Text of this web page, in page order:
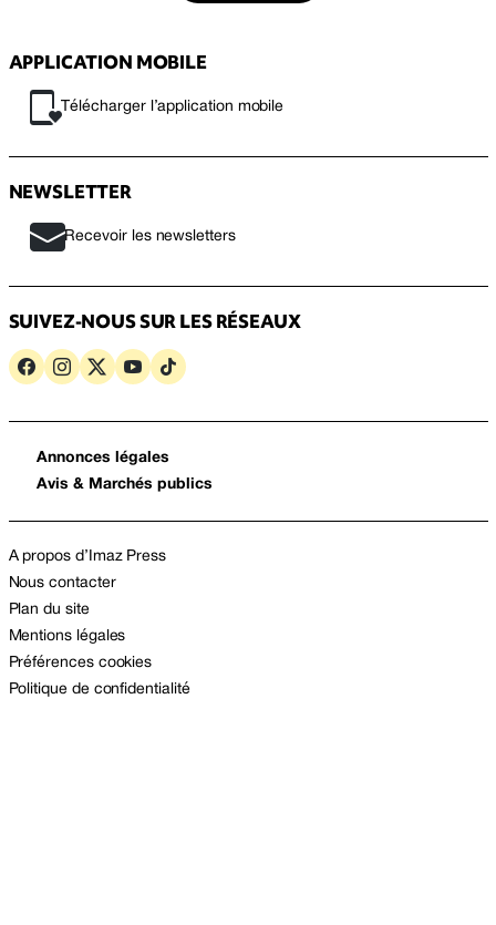
APPLICATION MOBILE
Télécharger l’application mobile
NEWSLETTER
Recevoir les newsletters
SUIVEZ-NOUS SUR LES RÉSEAUX
Annonces légales
Avis & Marchés publics
A propos d’Imaz Press
Nous contacter
Plan du site
Mentions légales
Préférences cookies
Politique de confidentialité